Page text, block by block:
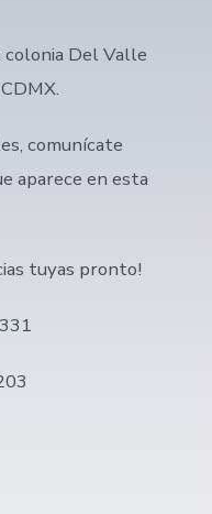
colonia Del Valle
comunícate
aparece en esta
tuyas pronto!